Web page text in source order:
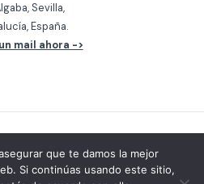
Sevilla,
España.
mail ahora ->
| Powered by Colaboremos.org
que te damos la mejor
Si continúas usando este sitio,